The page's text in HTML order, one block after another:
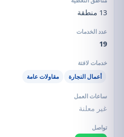
13 منطقة
19
أعمال النجارة مقاولات عامة
غير معلنة